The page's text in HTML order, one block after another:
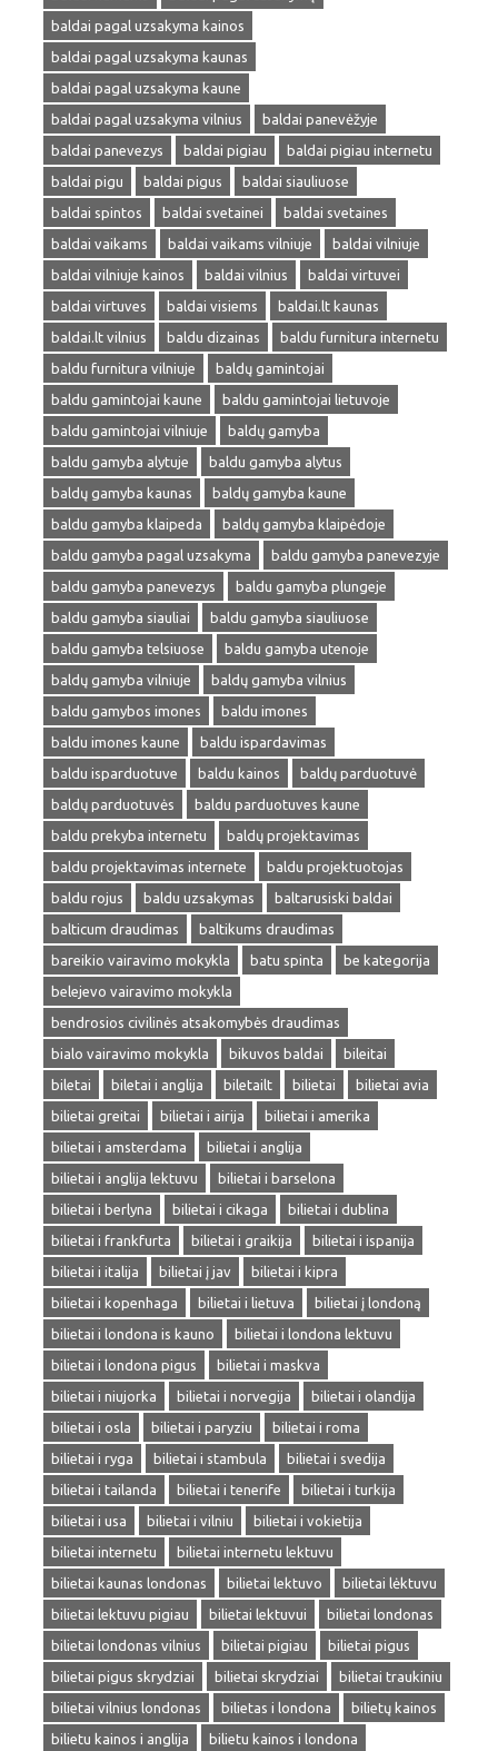
baldai pagal uzsakyma kainos
baldai pagal uzsakyma kaunas
baldai pagal uzsakyma kaune
baldai pagal uzsakyma vilnius
baldai panevėžyje
baldai panevezys
baldai pigiau
baldai pigiau internetu
baldai pigu
baldai pigus
baldai siauliuose
baldai spintos
baldai svetainei
baldai svetaines
baldai vaikams
baldai vaikams vilniuje
baldai vilniuje
baldai vilniuje kainos
baldai vilnius
baldai virtuvei
baldai virtuves
baldai visiems
baldai.lt kaunas
baldai.lt vilnius
baldu dizainas
baldu furnitura internetu
baldu furnitura vilniuje
baldų gamintojai
baldu gamintojai kaune
baldu gamintojai lietuvoje
baldu gamintojai vilniuje
baldų gamyba
baldu gamyba alytuje
baldu gamyba alytus
baldų gamyba kaunas
baldų gamyba kaune
baldu gamyba klaipeda
baldų gamyba klaipėdoje
baldu gamyba pagal uzsakyma
baldu gamyba panevezyje
baldu gamyba panevezys
baldu gamyba plungeje
baldu gamyba siauliai
baldu gamyba siauliuose
baldu gamyba telsiuose
baldu gamyba utenoje
baldų gamyba vilniuje
baldų gamyba vilnius
baldu gamybos imones
baldu imones
baldu imones kaune
baldu ispardavimas
baldu isparduotuve
baldu kainos
baldų parduotuvė
baldų parduotuvės
baldu parduotuves kaune
baldu prekyba internetu
baldų projektavimas
baldu projektavimas internete
baldu projektuotojas
baldu rojus
baldu uzsakymas
baltarusiski baldai
balticum draudimas
baltikums draudimas
bareikio vairavimo mokykla
batu spinta
be kategorija
belejevo vairavimo mokykla
bendrosios civilinės atsakomybės draudimas
bialo vairavimo mokykla
bikuvos baldai
bileitai
biletai
biletai i anglija biletailt bilietai
bilietai avia
bilietai greitai
bilietai i airija
bilietai i amerika
bilietai i amsterdama
bilietai i anglija
bilietai i anglija lektuvu
bilietai i barselona
bilietai i berlyna
bilietai i cikaga
bilietai i dublina
bilietai i frankfurta
bilietai i graikija
bilietai i ispanija
bilietai i italija
bilietai į jav
bilietai i kipra
bilietai i kopenhaga
bilietai i lietuva
bilietai į londoną
bilietai i londona is kauno
bilietai i londona lektuvu
bilietai i londona pigus
bilietai i maskva
bilietai i niujorka
bilietai i norvegija
bilietai i olandija
bilietai i osla
bilietai i paryziu
bilietai i roma
bilietai i ryga
bilietai i stambula
bilietai i svedija
bilietai i tailanda
bilietai i tenerife
bilietai i turkija
bilietai i usa
bilietai i vilniu
bilietai i vokietija
bilietai internetu
bilietai internetu lektuvu
bilietai kaunas londonas
bilietai lektuvo
bilietai lėktuvu
bilietai lektuvu pigiau
bilietai lektuvui
bilietai londonas
bilietai londonas vilnius
bilietai pigiau
bilietai pigus
bilietai pigus skrydziai
bilietai skrydziai
bilietai traukiniu
bilietai vilnius londonas
bilietas i londona
bilietų kainos
bilietu kainos i anglija
bilietu kainos i londona